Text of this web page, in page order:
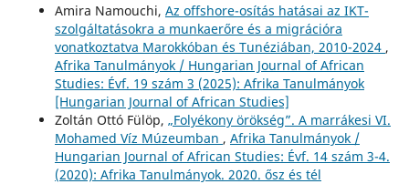
Amira Namouchi, Az offshore-osítás hatásai az IKT-
szolgáltatásokra a munkaerőre és a migrációra
vonatkoztatva Marokkóban és Tunéziában, 2010-2024 ,
Afrika Tanulmányok / Hungarian Journal of African
Studies: Évf. 19 szám 3 (2025): Afrika Tanulmányok
[Hungarian Journal of African Studies]
Zoltán Ottó Fülöp, „Folyékony örökség”. A marrákesi VI.
Mohamed Víz Múzeumban , Afrika Tanulmányok /
Hungarian Journal of African Studies: Évf. 14 szám 3-4.
(2020): Afrika Tanulmányok. 2020. ősz és tél